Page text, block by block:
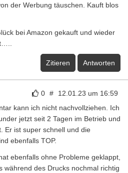
der Werbung täuschen. Kauft blos
bei Amazon gekauft und wieder
Zitieren Antworten
0 # 12.01.23 um 16:59
kann ich nicht nachvollziehen. Ich
jetzt seit 2 Tagen im Betrieb und
Er ist super schnell und die
ebenfalls TOP.
ebenfalls ohne Probleme geklappt,
während des Drucks nochmal richtig